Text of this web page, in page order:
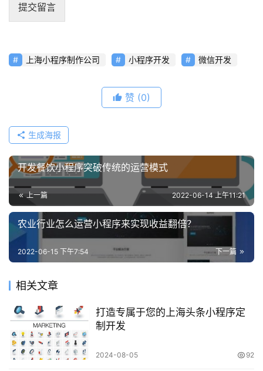
P
资
讯
分
常
见
问
题
联
络
提交留言
上海小程序制作公司 小程序开发 微信开发
赞 (0)
生成海报
开发餐饮小程序突破传统的运营模式
上一篇 2022-06-14 上午11:21
农业行业怎么运营小程序来实现收益翻倍？
下一篇
2022-06-15 下午7:54
相关文章
打造专属于您的上海头条小程序定
制开发
2024-08-05 92